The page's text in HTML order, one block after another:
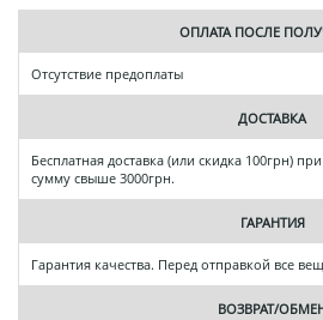
ОПЛАТА ПОСЛЕ
Отсутствие предоплаты
ДОСТАВКА
Бесплатная доставка (или скидка 100грн)
сумму свыше 3000грн.
ГАРАНТИЯ
Гарантия качества. Перед отправкой все
ВОЗВРАТ/